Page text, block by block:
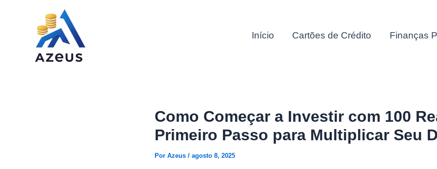
conteúdo
Início Cartões de Crédito Finanças
Como Começar a Investir com 100
Primeiro Passo para Multiplicar Seu
Por Azeus / agosto 8, 2025